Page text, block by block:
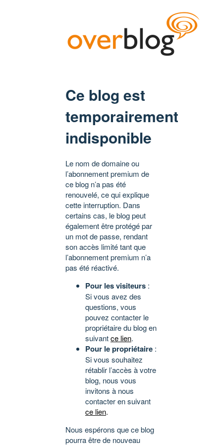
Ce blog est
temporairement
indisponible
Le nom de domaine ou
l’abonnement premium de
ce blog n’a pas été
renouvelé, ce qui explique
cette interruption. Dans
certains cas, le blog peut
également être protégé par
un mot de passe, rendant
son accès limité tant que
l’abonnement premium n’a
pas été réactivé.
Pour les visiteurs :
Si vous avez des
questions, vous
pouvez contacter le
propriétaire du blog en
suivantce lien.
Pour le propriétaire :
Si vous souhaitez
rétablir l’accès à votre
blog, nous vous
invitons à nous
contacter en suivant
ce lien.
Nous espérons que ce blog
pourra être de nouveau